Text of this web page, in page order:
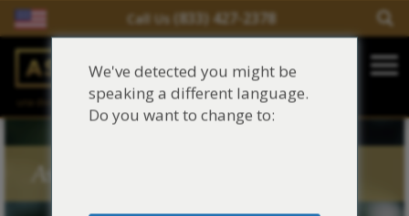
Call Us (833) 427-2378
Salir del contenido
Main Navigation
Justinian C. Lane, Esq. – PLLC
Reclamaciones de asbesto/mesotelioma
Fuentes de exposición al asbesto
Asbestos Blog Tags
We've detected you might be
speaking a different language.
Do you want to change to: